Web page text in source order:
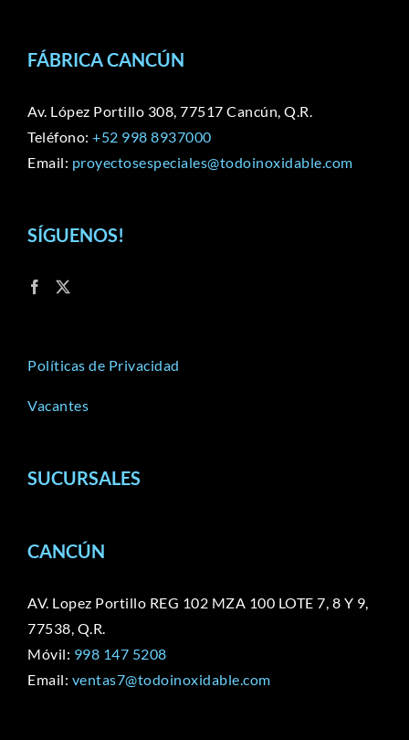
FÁBRICA CANCÚN
Av. López Portillo 308, 77517 Cancún, Q.R.
Teléfono: +52 998 8937000
Email: proyectosespeciales@todoinoxidable.com
SÍGUENOS!
Políticas de Privacidad
Vacantes
SUCURSALES
CANCÚN
AV. Lopez Portillo REG 102 MZA 100 LOTE 7, 8 Y 9,
77538, Q.R.
Móvil: 998 147 5208
Email: ventas7@todoinoxidable.com